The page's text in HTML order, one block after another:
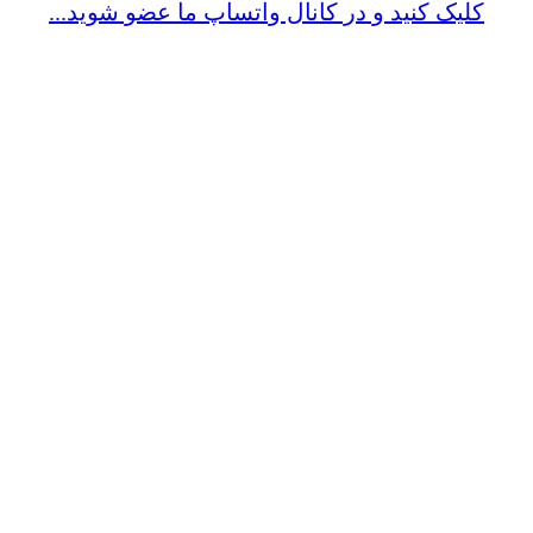
کلیک کنید و در کانال واتساپ ما عضو شوید...